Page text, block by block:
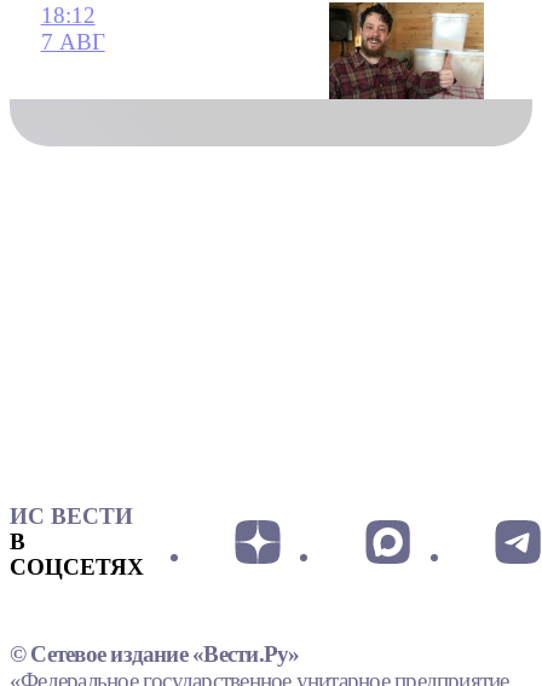
18:12
7 АВГ
ИС ВЕСТИ
В
СОЦСЕТЯХ
© Сетевое издание «Вести.Ру»